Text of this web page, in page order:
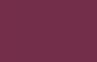
l'interface graphique de
de chaque connexion).
la commande "ifconfig",
contre il n'est pas